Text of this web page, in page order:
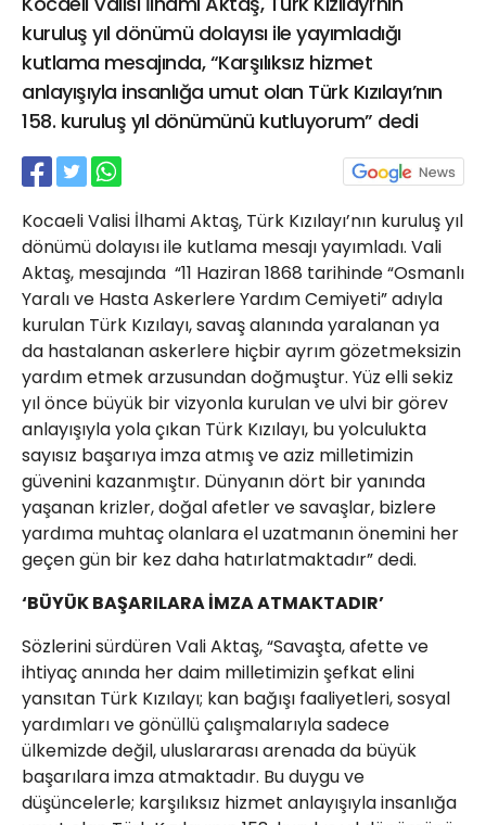
kuruluş yıl dönümü dolayısı ile yayımladığı
kutlama mesajında, “Karşılıksız hizmet
anlayışıyla insanlığa umut olan Türk Kızılayı’nın
158. kuruluş yıl dönümünü kutluyorum” dedi
Kocaeli Valisi İlhami Aktaş, Türk Kızılayı’nın kuruluş yıl
dönümü dolayısı ile kutlama mesajı yayımladı. Vali
Aktaş, mesajında “11 Haziran 1868 tarihinde “Osmanlı
Yaralı ve Hasta Askerlere Yardım Cemiyeti” adıyla
kurulan Türk Kızılayı, savaş alanında yaralanan ya
da hastalanan askerlere hiçbir ayrım gözetmeksizin
yardım etmek arzusundan doğmuştur. Yüz elli sekiz
yıl önce büyük bir vizyonla kurulan ve ulvi bir görev
anlayışıyla yola çıkan Türk Kızılayı, bu yolculukta
sayısız başarıya imza atmış ve aziz milletimizin
güvenini kazanmıştır. Dünyanın dört bir yanında
yaşanan krizler, doğal afetler ve savaşlar, bizlere
yardıma muhtaç olanlara el uzatmanın önemini her
geçen gün bir kez daha hatırlatmaktadır” dedi.
‘BÜYÜK BAŞARILARA İMZA ATMAKTADIR’
Sözlerini sürdüren Vali Aktaş, “Savaşta, afette ve
ihtiyaç anında her daim milletimizin şefkat elini
yansıtan Türk Kızılayı; kan bağışı faaliyetleri, sosyal
yardımları ve gönüllü çalışmalarıyla sadece
ülkemizde değil, uluslararası arenada da büyük
başarılara imza atmaktadır. Bu duygu ve
düşüncelerle; karşılıksız hizmet anlayışıyla insanlığa
21 Gölcük
02624132333
haber@golcukpostasi.com